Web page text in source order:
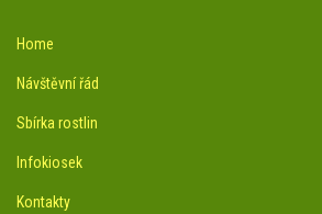
Home
Návštěvní řád
Sbírka rostlin
Infokiosek
Kontakty